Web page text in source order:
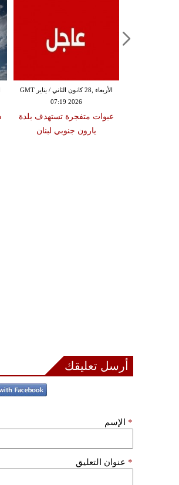
الأربعاء ,28 كانون الثاني / يناير GMT
07:19 2026
عبوات متفجرة تستهدف بلدة
يارون جنوبي لبنان
أرسل تعليقك
الإسم *
عنوان التعليق *